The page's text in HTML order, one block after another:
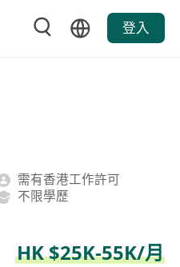
登入
需有香港工作許可
不限學歷
HK $25K-55K/月